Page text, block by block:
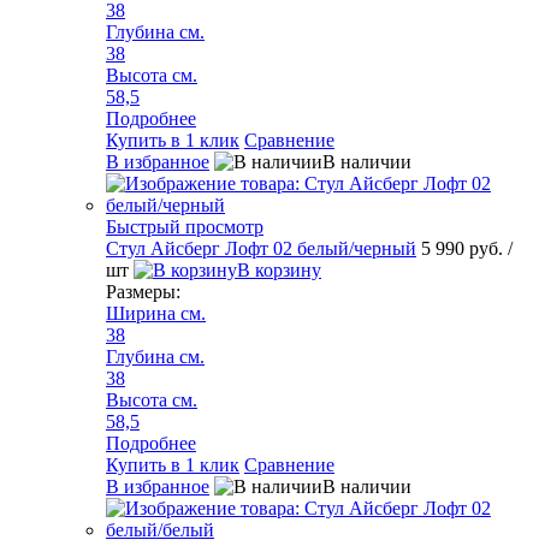
38
Глубина см.
38
Высота см.
58,5
Подробнее
Купить в 1 клик Сравнение
В избранное
В наличии
Быстрый просмотр
Стул Айсберг Лофт 02 белый/черный 5 990 руб. /
шт
В корзину
Размеры:
Ширина см.
38
Глубина см.
38
Высота см.
58,5
Подробнее
Купить в 1 клик Сравнение
В избранное
В наличии